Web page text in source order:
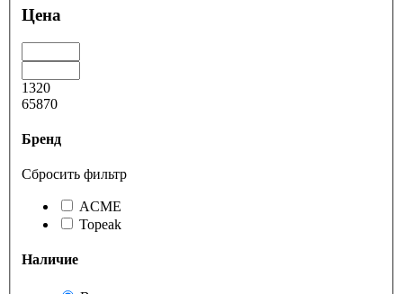
Цена
1320
65870
Бренд
Сбросить фильтр
ACME
Topeak
Наличие